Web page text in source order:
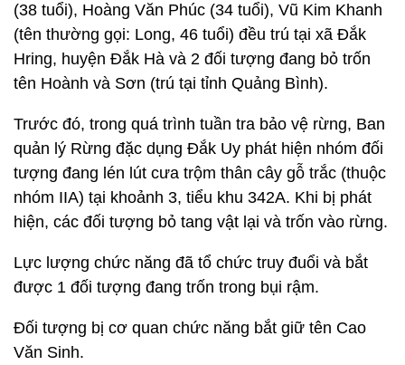
(38 tuổi), Hoàng Văn Phúc (34 tuổi), Vũ Kim Khanh
(tên thường gọi: Long, 46 tuổi) đều trú tại xã Đắk
Hring, huyện Đắk Hà và 2 đối tượng đang bỏ trốn
tên Hoành và Sơn (trú tại tỉnh Quảng Bình).
Trước đó, trong quá trình tuần tra bảo vệ rừng, Ban
quản lý Rừng đặc dụng Đắk Uy phát hiện nhóm đối
tượng đang lén lút cưa trộm thân cây gỗ trắc (thuộc
nhóm IIA) tại khoảnh 3, tiểu khu 342A. Khi bị phát
hiện, các đối tượng bỏ tang vật lại và trốn vào rừng.
Lực lượng chức năng đã tổ chức truy đuổi và bắt
được 1 đối tượng đang trốn trong bụi rậm.
Đối tượng bị cơ quan chức năng bắt giữ tên Cao
Văn Sinh.